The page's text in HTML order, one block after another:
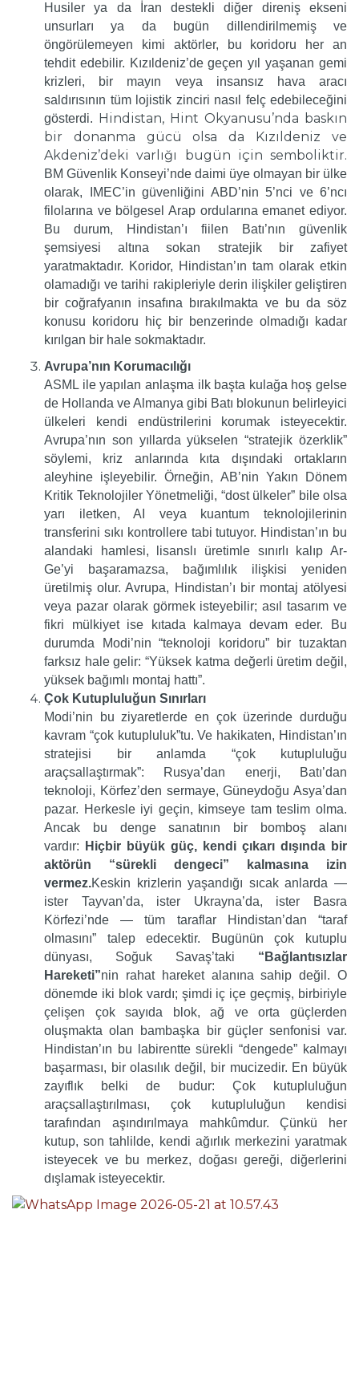
Husiler ya da İran destekli diğer direniş ekseni
unsurları ya da bugün dillendirilmemiş ve
öngörülemeyen kimi aktörler, bu koridoru her an
tehdit edebilir. Kızıldeniz’de geçen yıl yaşanan gemi
krizleri, bir mayın veya insansız hava aracı
saldırısının tüm lojistik zinciri nasıl felç edebileceğini
gösterdi. Hindistan, Hint Okyanusu’nda baskın
bir donanma gücü olsa da Kızıldeniz ve
Akdeniz’deki varlığı bugün için semboliktir.
BM Güvenlik Konseyi’nde daimi üye olmayan bir ülke
olarak, IMEC’in güvenliğini ABD’nin 5’nci ve 6’ncı
filolarına ve bölgesel Arap ordularına emanet ediyor.
Bu durum, Hindistan’ı fiilen Batı’nın güvenlik
şemsiyesi altına sokan stratejik bir zafiyet
yaratmaktadır. Koridor, Hindistan’ın tam olarak etkin
olamadığı ve tarihi rakipleriyle derin ilişkiler geliştiren
bir coğrafyanın insafına bırakılmakta ve bu da söz
konusu koridoru hiç bir benzerinde olmadığı kadar
kırılgan bir hale sokmaktadır.
Avrupa’nın Korumacılığı
ASML ile yapılan anlaşma ilk başta kulağa hoş gelse
de Hollanda ve Almanya gibi Batı blokunun belirleyici
ülkeleri kendi endüstrilerini korumak isteyecektir.
Avrupa’nın son yıllarda yükselen “stratejik özerklik”
söylemi, kriz anlarında kıta dışındaki ortakların
aleyhine işleyebilir. Örneğin, AB’nin Yakın Dönem
Kritik Teknolojiler Yönetmeliği, “dost ülkeler” bile olsa
yarı iletken, AI veya kuantum teknolojilerinin
transferini sıkı kontrollere tabi tutuyor. Hindistan’ın bu
alandaki hamlesi, lisanslı üretimle sınırlı kalıp Ar-
Ge’yi başaramazsa, bağımlılık ilişkisi yeniden
üretilmiş olur. Avrupa, Hindistan’ı bir montaj atölyesi
veya pazar olarak görmek isteyebilir; asıl tasarım ve
fikri mülkiyet ise kıtada kalmaya devam eder. Bu
durumda Modi’nin “teknoloji koridoru” bir tuzaktan
farksız hale gelir: “Yüksek katma değerli üretim değil,
yüksek bağımlı montaj hattı”.
Çok Kutupluluğun Sınırları
Modi’nin bu ziyaretlerde en çok üzerinde durduğu
kavram “çok kutupluluk”tu. Ve hakikaten, Hindistan’ın
stratejisi bir anlamda “çok kutupluluğu
araçsallaştırmak”: Rusya’dan enerji, Batı’dan
teknoloji, Körfez’den sermaye, Güneydoğu Asya’dan
pazar. Herkesle iyi geçin, kimseye tam teslim olma.
Ancak bu denge sanatının bir bomboş alanı
vardır:
Hiçbir büyük güç, kendi çıkarı dışında bir
aktörün “sürekli dengeci” kalmasına izin
vermez.Keskin krizlerin yaşandığı sıcak anlarda —
ister Tayvan’da, ister Ukrayna’da, ister Basra
Körfezi’nde — tüm taraflar Hindistan’dan “taraf
olmasını” talep edecektir. Bugünün çok kutuplu
dünyası, Soğuk Savaş’taki “Bağlantısızlar
Hareketi”nin rahat hareket alanına sahip değil. O
dönemde iki blok vardı; şimdi iç içe geçmiş, birbiriyle
çelişen çok sayıda blok, ağ ve orta güçlerden
oluşmakta olan bambaşka bir güçler senfonisi var.
Hindistan’ın bu labirentte sürekli “dengede” kalmayı
başarması, bir olasılık değil, bir mucizedir. En büyük
zayıflık belki de budur: Çok kutupluluğun
araçsallaştırılması, çok kutupluluğun kendisi
tarafından aşındırılmaya mahkûmdur. Çünkü her
kutup, son tahlilde, kendi ağırlık merkezini yaratmak
isteyecek ve bu merkez, doğası gereği, diğerlerini
dışlamak isteyecektir.